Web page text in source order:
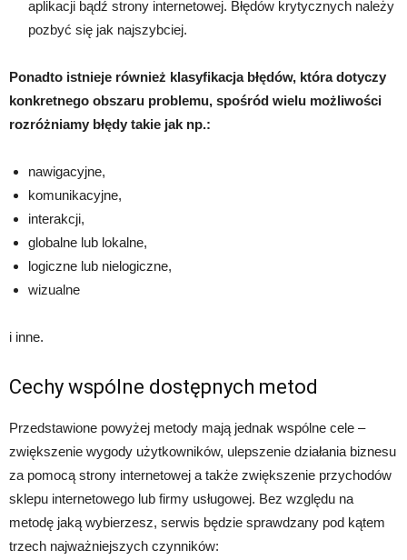
aplikacji bądź strony internetowej. Błędów krytycznych należy
pozbyć się jak najszybciej.
Ponadto istnieje również klasyfikacja błędów, która dotyczy
konkretnego obszaru problemu, spośród wielu możliwości
rozróżniamy błędy takie jak np.:
nawigacyjne,
komunikacyjne,
interakcji,
globalne lub lokalne,
logiczne lub nielogiczne,
wizualne
i inne.
Cechy wspólne dostępnych metod
Przedstawione powyżej metody mają jednak wspólne cele –
zwiększenie wygody użytkowników, ulepszenie działania biznesu
za pomocą strony internetowej a także zwiększenie przychodów
sklepu internetowego lub firmy usługowej. Bez względu na
metodę jaką wybierzesz, serwis będzie sprawdzany pod kątem
trzech najważniejszych czynników: